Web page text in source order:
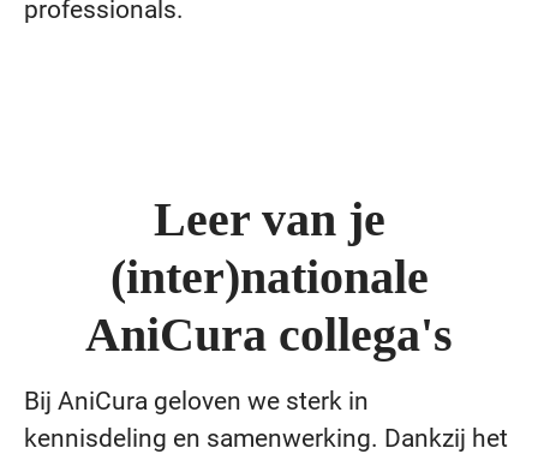
professionals.
Leer van je
(inter)nationale
AniCura collega's
Bij AniCura geloven we sterk in
kennisdeling en samenwerking. Dankzij het